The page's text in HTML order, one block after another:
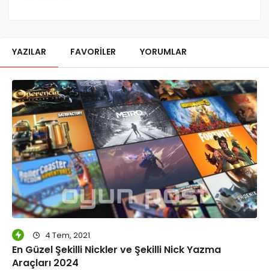
YAZILAR FAVORILER YORUMLAR
4 Tem, 2021
En Güzel Şekilli Nickler ve Şekilli Nick Yazma
Araçları 2024